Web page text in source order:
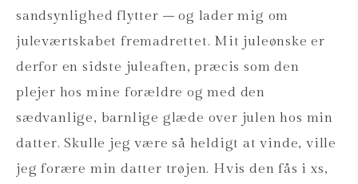
sandsynlighed flytter – og lader mig om
juleværtskabet fremadrettet. Mit juleønske er
derfor en sidste juleaften, præcis som den
plejer hos mine forældre og med den
sædvanlige, barnlige glæde over julen hos min
datter. Skulle jeg være så heldigt at vinde, ville
jeg forære min datter trøjen. Hvis den fås i xs,